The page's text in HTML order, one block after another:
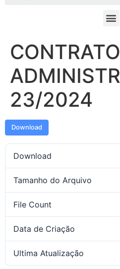
CONTRATO
23/2024
Download
Download
Tamanho do Arquivo
File Count
Data de Criação
Ultima Atualização